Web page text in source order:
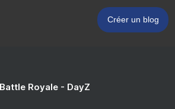
Créer un blog
Royale - DayZ